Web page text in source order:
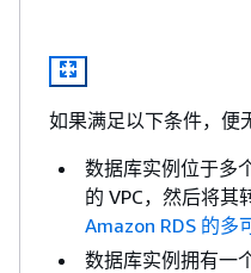
如果满足以下条件，便
数据库实例位于多
的 VPC，然后将其
Amazon RDS 的多
数据库实例拥有一